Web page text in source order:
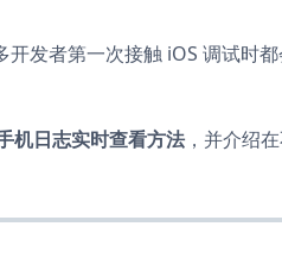
发者第一次接触 iOS 调试时
机日志实时查看方法 ，并介绍